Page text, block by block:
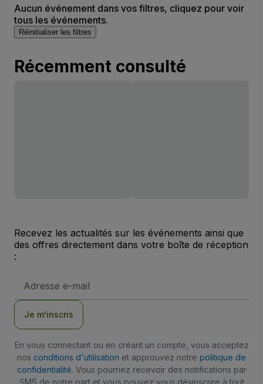
Aucun événement dans vos filtres, cliquez pour voir
tous les événements.
Réinitialiser les filtres
Récemment consulté
Recevez les actualités sur les événements ainsi que
des offres directement dans votre boîte de réception
:
e-
Je m’inscris
En vous connectant ou en créant un compte, vous acceptez
nos conditions d'utilisation et approuvez notre politique de
confidentialité. Vous pourriez recevoir des notifications par
SMS de notre part et vous pouvez vous désinscrire à tout